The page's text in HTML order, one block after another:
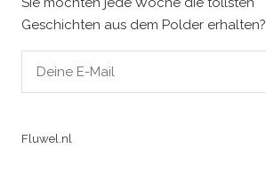
Geschichten aus dem Polder erhalten?
Deine E-Mail
Fluwel.nl